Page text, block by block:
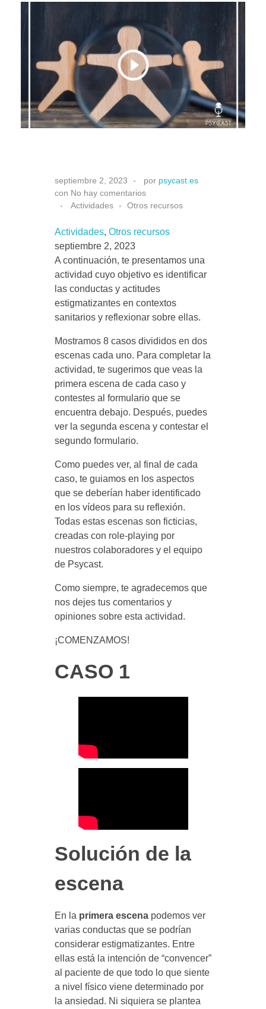
I
d
e
n
t
i
f
i
c
a
c
o
n
d
u
c
c
t
i
t
u
septiembre 2, 2023 por psycast.es
con No hay comentarios
Actividades
Otros recursos
Actividades, Otros recursos
septiembre 2, 2023
A continuación, te presentamos una
actividad cuyo objetivo es identificar
las conductas y actitudes
estigmatizantes en contextos
sanitarios y reflexionar sobre ellas.
Mostramos 8 casos divididos en dos
escenas cada uno. Para completar la
actividad, te sugerimos que veas la
primera escena de cada caso y
contestes al formulario que se
encuentra debajo. Después, puedes
ver la segunda escena y contestar el
segundo formulario.
Como puedes ver, al final de cada
caso, te guiamos en los aspectos
que se deberían haber identificado
en los vídeos para su reflexión.
Todas estas escenas son ficticias,
creadas con role-playing por
nuestros colaboradores y el equipo
de Psycast.
Como siempre, te agradecemos que
nos dejes tus comentarios y
opiniones sobre esta actividad.
¡COMENZAMOS!
CASO 1
Solución de la
escena
En la primera escenapodemos ver
varias conductas que se podrían
considerar estigmatizantes. Entre
ellas está la intención de “convencer”
al paciente de que todo lo que siente
a nivel físico viene determinado por
la ansiedad. Ni siquiera se plantea